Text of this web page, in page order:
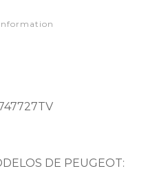
DE PEUGEOT: